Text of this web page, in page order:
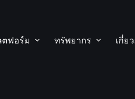
ตฟอร์ม ทรัพยากร เกี่ย